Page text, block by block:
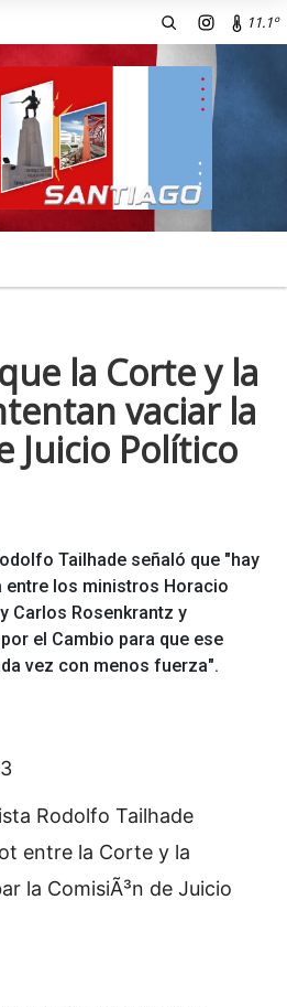
11.1º
la Corte y la
vaciar la
Juicio Político
Tailhade señaló que "hay
entre los ministros Horacio
Carlos Rosenkrantz y
el Cambio para que ese
vez con menos fuerza".
Rodolfo Tailhade
entre la Corte y la
la ComisiÃ³n de Juicio